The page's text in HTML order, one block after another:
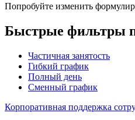
Попробуйте изменить
Быстрые фильтры
Частичная занятость
Гибкий график
Полный день
Сменный график
Корпоративная поддержка